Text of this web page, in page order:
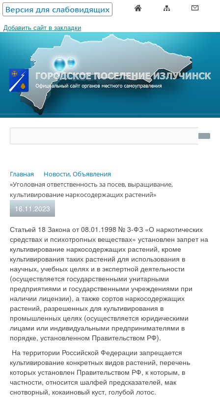
Версия для слабовидящих
Добавить сайт в закладки
Главная
Новости, Объявления
«Уголовная ответственность за посев, выращивание,
культивирование наркосодержащих растений»
16.11.2023
Статьей 18 Закона от 08.01.1998 № 3-ФЗ «О наркотических
средствах и психотропных веществах» установлен запрет на
культивирование наркосодержащих растений, кроме
культивирования таких растений для использования в
научных, учебных целях и в экспертной деятельности
(осуществляется государственными унитарными
предприятиями и государственными учреждениями при
наличии лицензии), а также сортов наркосодержащих
растений, разрешенных для культивирования в
промышленных целях (осуществляется юридическими
лицами или индивидуальными предпринимателями в
порядке, установленном Правительством РФ).
На территории Российской Федерации запрещается
культивирование конкретных видов растений, перечень
которых установлен Правительством РФ, к которым, в
частности, относится шалфей предсказателей, мак
снотворный, кокаиновый куст, голубой лотос.